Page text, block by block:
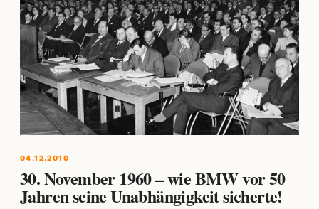
04.12.2010
30. November 1960 – wie BMW vor 50
Jahren seine Unabhängigkeit sicherte!